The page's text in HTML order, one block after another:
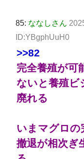
85: ななしさん
ID:YBgphUuH0
>>82
完全養殖が可
ないと養殖ビ
廃れる
いまマグロの
撤退が相次ぎ